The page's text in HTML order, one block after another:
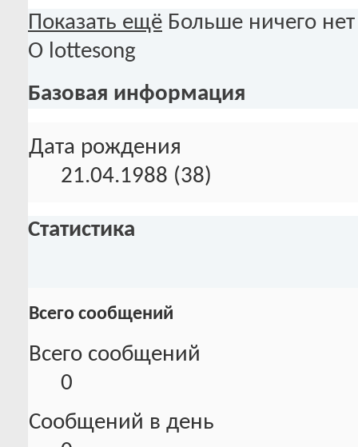
Показать ещё Больше ничего нет
О lottesong
Базовая информация
Дата рождения
21.04.1988 (38)
Статистика
Всего сообщений
Всего сообщений
0
Сообщений в день